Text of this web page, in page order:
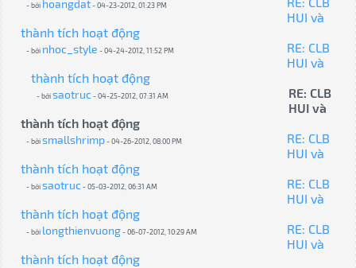
- bởi hoangdat- 04-23-2012, 01:23 PM
HUI và
thành tích hoạt động
- bởi nhoc_style - 04-24-2012, 11:52 PM
RE: CLB
HUI và
thành tích hoạt động
- bởisaotruc- 04-25-2012, 07:31 AM
RE: CLB
HUI và
thành tích hoạt động
- bởismallshrimp- 04-26-2012, 08:00 PM
RE: CLB
HUI và
thành tích hoạt động
- bởisaotruc- 05-03-2012, 06:31 AM
RE: CLB
HUI và
thành tích hoạt động
- bởi longthienvuong- 06-07-2012, 10:29 AM
RE: CLB
HUI và
thành tích hoạt động